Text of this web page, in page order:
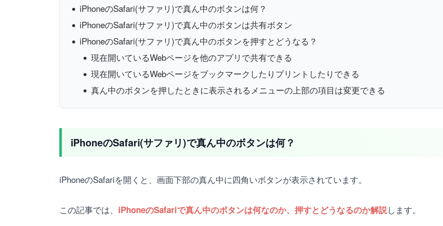
iPhoneのSafari(サファリ)で真ん中のボタンは何？
iPhoneのSafari(サファリ)で真ん中のボタンは共有ボタン
iPhoneのSafari(サファリ)で真ん中のボタンを押すとどうなる？
現在開いているWebページを他のアプリで共有できる
現在開いているWebページをブックマークしたりプリントしたりできる
真ん中のボタンを押したときに表示されるメニューの上部の項目は変更できる
iPhoneのSafari(サファリ)で真ん中のボタンは何？
iPhoneのSafariを開くと、画面下部の真ん中に四角いボタンが表示されています。
この記事では、 iPhoneのSafariで真ん中のボタンは何なのか、押すとどうなるのか解説します。